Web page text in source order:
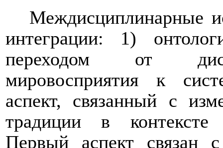
Междисциплинарные
интеграции: 1)
переходом от
мировосприятия к
аспект, связанный с
традиции в контексте
Первый аспект связан